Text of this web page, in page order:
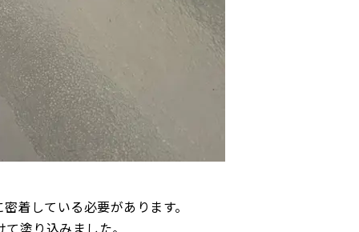
着している必要があります。
塗り込みました。